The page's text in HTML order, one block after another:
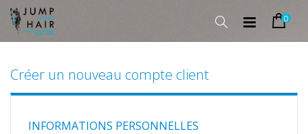
Rechercher Cart
0
Allez
contenu
Créer un nouveau compte client
INFORMATIONS PERSONNELLES